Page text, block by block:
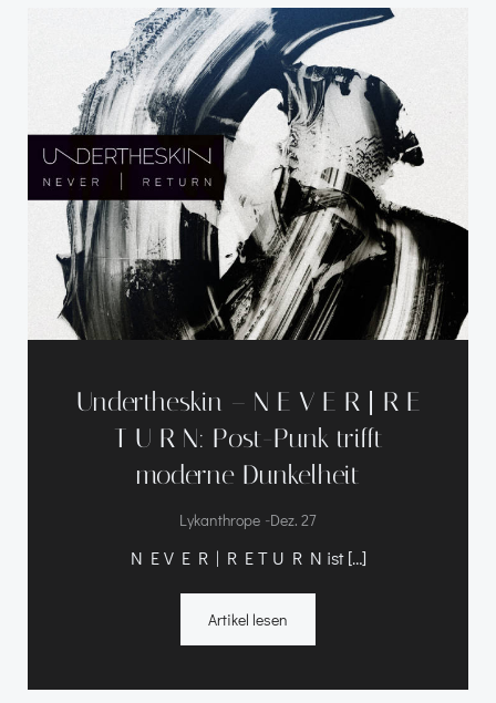
Undertheskin – N E V E R | R E
T U R N: Post-Punk trifft
moderne Dunkelheit
Lykanthrope -Dez. 27
N E V E R | R E T U R N ist […]
Artikel lesen